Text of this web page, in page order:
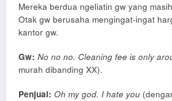
Mereka berdua ngeliatin gw yang
Otak gw berusaha mengingat-ingat
kantor gw.
Gw: No no no. Cleaning fee is only
murah dibanding XX).
Penjual: Oh my god. I hate you